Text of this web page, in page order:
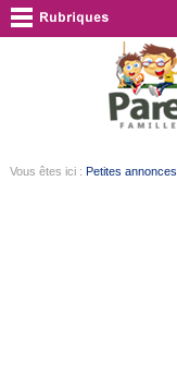
Vous êtes ici : Petites annonces